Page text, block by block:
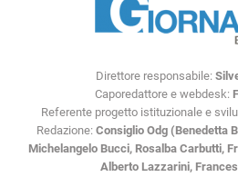
Direttore responsabile:
Caporedattore e webdesk:
Referente progetto istituzionale e
Redazione: Consiglio Odg (Benedetta
Michelangelo Bucci, Rosalba Carbutti,
Alberto Lazzarini,